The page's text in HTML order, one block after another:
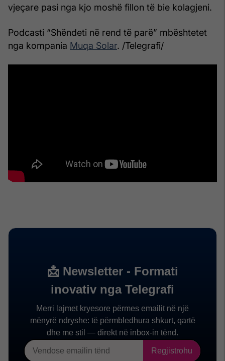
vjeçare pasi nga kjo moshë fillon të bie kolagjeni.
Podcasti “Shëndeti në rend të parë” mbështetet
nga kompania Muqa Solar. /Telegrafi/